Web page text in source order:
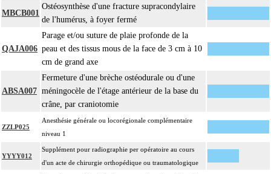
MBCB001
Ostéosynthèse d'une fracture supracondylaire
de l'humérus, à foyer fermé
QAJA006
Parage et/ou suture de plaie profonde de la
peau et des tissus mous de la face de 3 cm à 10
cm de grand axe
ABSA007
Fermeture d'une brèche ostéodurale ou d'une
méningocèle de l'étage antérieur de la base du
crâne, par craniotomie
ZZLP025
Anesthésie générale ou locorégionale complémentaire
niveau 1
YYYY012
Supplément pour radiographie per opératoire au cours
d'un acte de chirurgie orthopédique ou traumatologique